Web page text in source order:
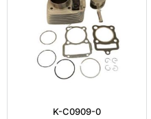
K-C0909-0